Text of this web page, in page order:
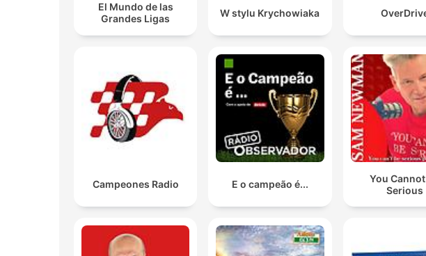
El Mundo de las
Grandes Ligas
W stylu Krychowiaka
Campeones Radio E o campeão é...
You
Serious